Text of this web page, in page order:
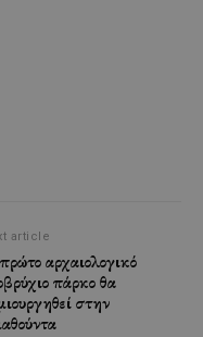
article
αρχαιολογικό
πάρκο θα
στην